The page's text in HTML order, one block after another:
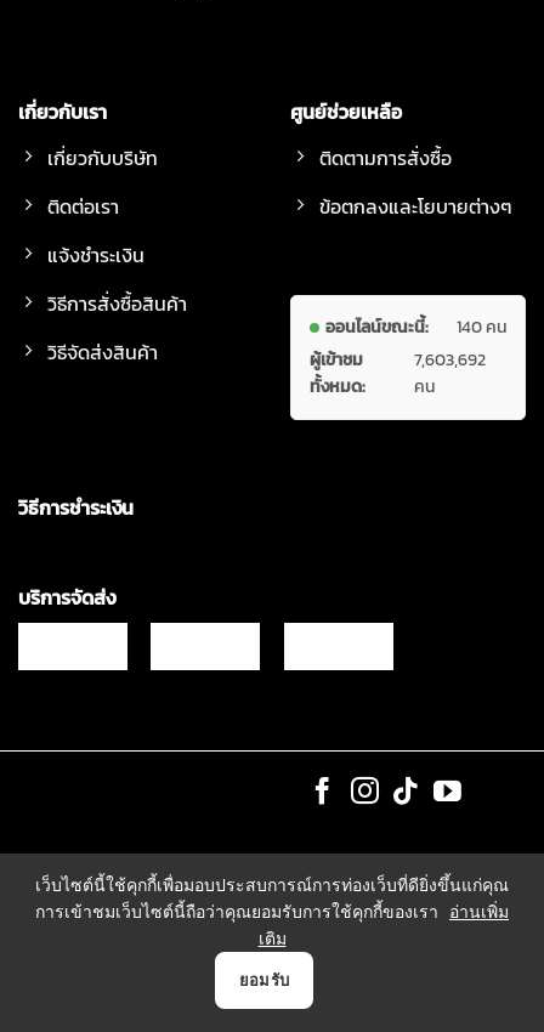
เกี่ยวกับเรา
เกี่ยวกับบริษัท
ติดต่อเรา
แจ้งชำระเงิน
วิธีการสั่งซื้อสินค้า
วิธีจัดส่งสินค้า
ศูนย์ช่วยเหลือ
ติดตามการสั่งซื้อ
ข้อตกลงและโยบายต่างๆ
ออนไลน์ขณะนี้:
140 คน
ผู้เข้าชม
ทั้งหมด:
7,603,692
คน
วิธีการชำระเงิน
บริการจัดส่ง
เว็บไซต์นี้ใช้คุกกี้เพื่อมอบประสบการณ์การท่องเว็บที่ดียิ่งขึ้นแก่คุณ
การเข้าชมเว็บไซต์นี้ถือว่าคุณยอมรับการใช้คุกกี้ของเรา
อ่านเพิ่ม
เติม
ยอมรับ